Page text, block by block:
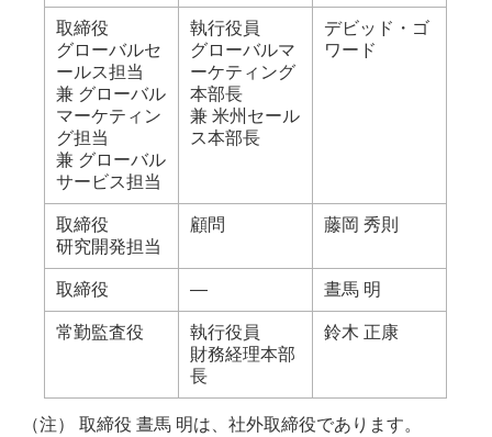
取締役
グローバルセ
ールス担当
兼 グローバル
マーケティン
グ担当
兼 グローバル
サービス担当
執行役員
グローバルマ
ーケティング
本部長
兼 米州セール
ス本部長
デビッド・ゴ
ワード
取締役
研究開発担当
顧問 藤岡 秀則
取締役 ―
晝馬 明
常勤監査役
執行役員
財務経理本部
長
鈴木 正康
（注） 取締役 晝馬 明は、社外取締役であります。